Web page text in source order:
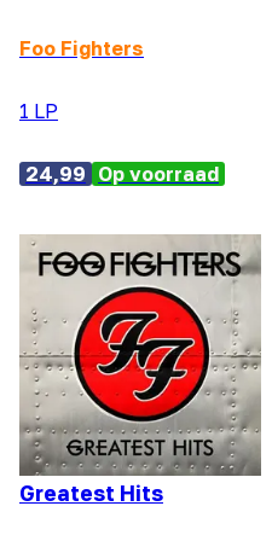
Foo Fighters
1 LP
24,99 Op voorraad
Greatest Hits